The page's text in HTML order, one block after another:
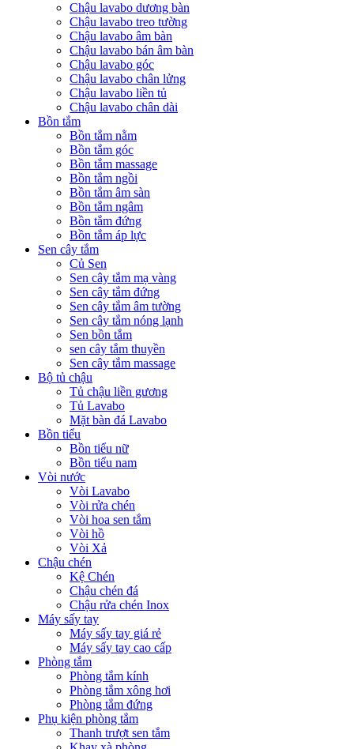
Chậu lavabo dương bàn
Chậu lavabo treo tường
Chậu lavabo âm bàn
Chậu lavabo bán âm bàn
Chậu lavabo góc
Chậu lavabo chân lửng
Chậu lavabo liền tủ
Chậu lavabo chân dài
Bồn tắm
Bồn tắm nằm
Bồn tắm góc
Bồn tắm massage
Bồn tắm ngồi
Bồn tắm âm sàn
Bồn tắm ngâm
Bồn tắm đứng
Bồn tắm áp lực
Sen cây tắm
Củ Sen
Sen cây tắm mạ vàng
Sen cây tắm đứng
Sen cây tắm âm tường
Sen cây tắm nóng lạnh
Sen bồn tắm
sen cây tắm thuyền
Sen cây tắm massage
Bộ tủ chậu
Tủ chậu liền gương
Tủ Lavabo
Mặt bàn đá Lavabo
Bồn tiểu
Bồn tiểu nữ
Bồn tiểu nam
Vòi nước
Vòi Lavabo
Vòi rửa chén
Vòi hoa sen tắm
Vòi hồ
Vòi Xả
Chậu chén
Kệ Chén
Chậu chén đá
Chậu rửa chén Inox
Máy sấy tay
Máy sấy tay giá rẻ
Máy sấy tay cao cấp
Phòng tắm
Phòng tắm kính
Phòng tắm xông hơi
Phòng tắm đứng
Phụ kiện phòng tắm
Thanh trượt sen tắm